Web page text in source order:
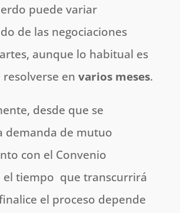
puede variar
de las negociaciones
aunque lo habitual es
en varios meses.
desde que se
demanda de mutuo
con el Convenio
el tiempo que transcurrirá
el proceso depende